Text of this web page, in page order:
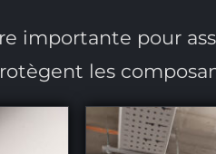
importante pour
les